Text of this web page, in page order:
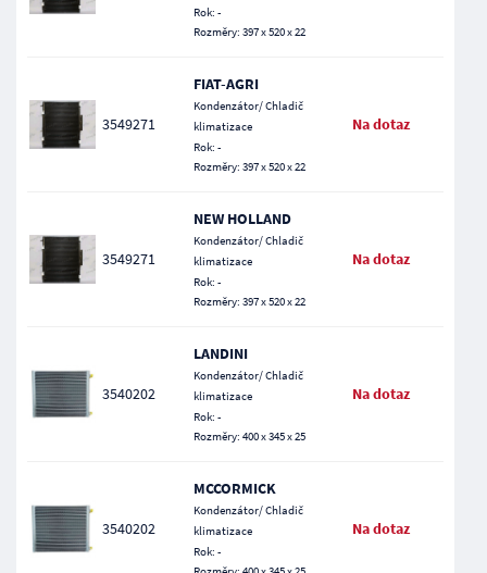
Rok: -
Rozměry: 397 x 520 x 22
3549271
FIAT-AGRI
Kondenzátor/ Chladič
klimatizace
Rok: -
Rozměry: 397 x 520 x 22
Na dotaz
3549271
NEW HOLLAND
Kondenzátor/ Chladič
klimatizace
Rok: -
Rozměry: 397 x 520 x 22
Na dotaz
3540202
LANDINI
Kondenzátor/ Chladič
klimatizace
Rok: -
Rozměry: 400 x 345 x 25
Na dotaz
3540202
MCCORMICK
Kondenzátor/ Chladič
klimatizace
Rok: -
Na dotaz